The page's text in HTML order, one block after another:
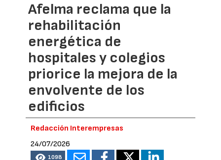
Afelma reclama que la
rehabilitación
energética de
hospitales y colegios
priorice la mejora de la
envolvente de los
edificios
Redacción Interempresas
24/07/2026
1098